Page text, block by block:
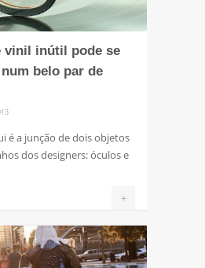
vinil inútil pode se
belo par de
é a junção de dois objetos
dos designers: óculos e
+